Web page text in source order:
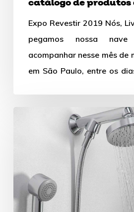
Revestir
2019
catálogo de produtos
Expo Revestir 2019
Expo Revestir 2019 Nós,
pegamos nossa
acompanhar nesse mês de
em São Paulo, entre os
incríveis
para